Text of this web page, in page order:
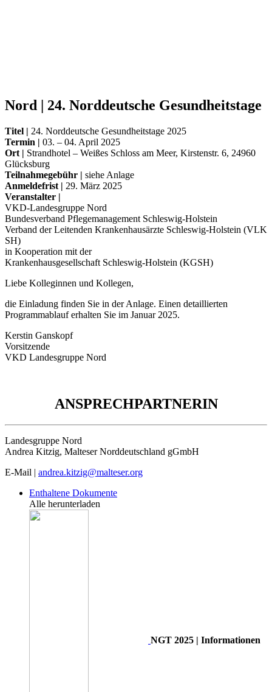
Nord | 24. Norddeutsche Gesundheitstage
Titel | 24. Norddeutsche Gesundheitstage 2025
Termin | 03. – 04. April 2025
Ort | Strandhotel – Weißes Schloss am Meer, Kirstenstr. 6, 24960
Glücksburg
Teilnahmegebühr | siehe Anlage
Anmeldefrist | 29. März 2025
Veranstalter |
VKD-Landesgruppe Nord
Bundesverband Pflegemanagement Schleswig-Holstein
Verband der Leitenden Krankenhausärzte Schleswig-Holstein (VLK
SH)
in Kooperation mit der
Krankenhausgesellschaft Schleswig-Holstein (KGSH)
Liebe Kolleginnen und Kollegen,
die Einladung finden Sie in der Anlage. Einen detaillierten
Programmablauf erhalten Sie im Januar 2025.
Kerstin Ganskopf
Vorsitzende
VKD Landesgruppe Nord
ANSPRECHPARTNERIN
Landesgruppe Nord
Andrea Kitzig, Malteser Norddeutschland gGmbH
E-Mail | andrea.kitzig@malteser.org
Enthaltene Dokumente
Alle herunterladen
NGT 2025 | Informationen